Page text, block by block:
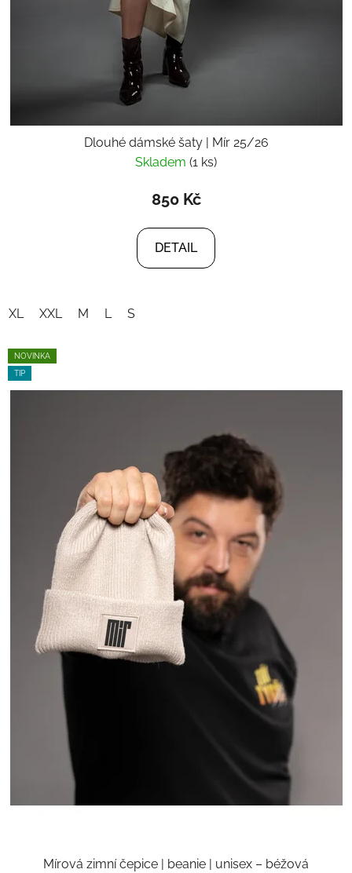
Dlouhé dámské šaty | Mír 25/26
Skladem (1 ks)
850 Kč
DETAIL
XL XXL M L S
NOVINKA
TIP
Mírová zimní čepice | beanie | unisex – béžová